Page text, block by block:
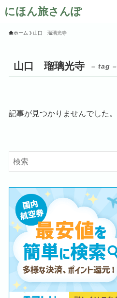
にほん旅さんぽ
ホーム 山口 瑠璃光寺
山口 瑠璃光寺 – tag –
記事が見つかりませんでした。